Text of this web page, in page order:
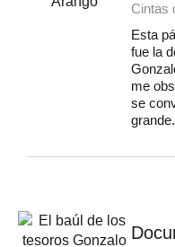
Cintas
Esta
fue la
me
se
grande.